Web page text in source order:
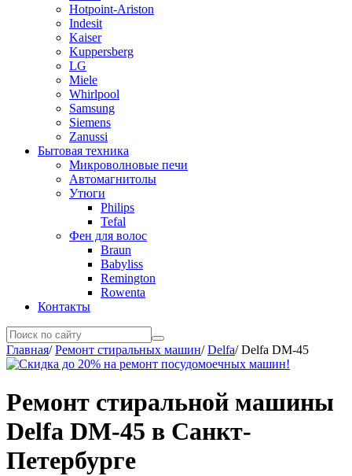
Hotpoint-Ariston
Indesit
Kaiser
Kuppersberg
LG
Miele
Whirlpool
Samsung
Siemens
Zanussi
Бытовая техника
Микроволновые печи
Автомагнитолы
Утюги
Philips
Tefal
Фен для волос
Braun
Babyliss
Remington
Rowenta
Контакты
Главная/Ремонт стиральных машин/Delfa/Delfa DM-45
Ремонт стиральной машины
Delfa DM-45 в Санкт-
Петербурге